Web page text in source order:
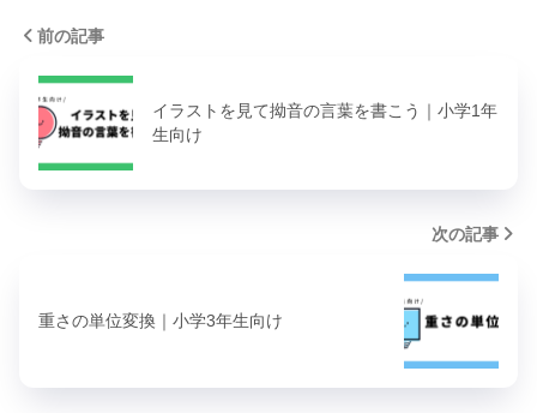
前の記事
イラストを見て拗音の言葉を書こう｜小学1年
生向け
次の記事
重さの単位変換｜小学3年生向け